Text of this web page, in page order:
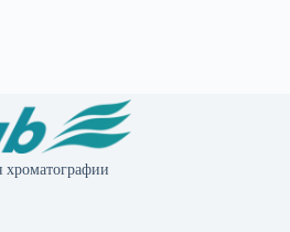
хроматографии